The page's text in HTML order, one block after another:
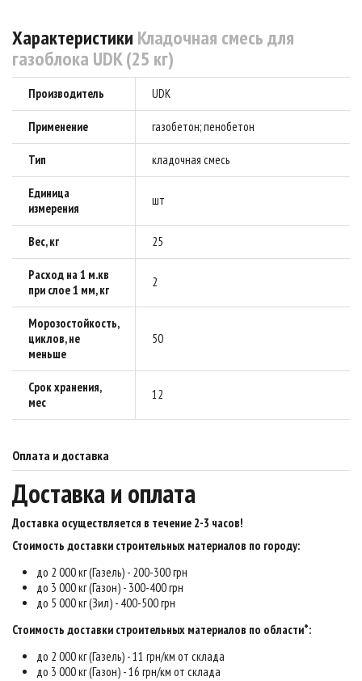
Характеристики Кладочная смесь для
газоблока UDK (25 кг)
Производитель UDK
Применение газобетон; пенобетон
Тип кладочная смесь
Единица
измерения
шт
Вес, кг 25
Расход на 1 м.кв
при слое 1 мм, кг
2
Морозостойкость,
циклов, не
меньше
50
Срок хранения,
мес
12
Оплата и доставка
Доставка и оплата
Доставка осуществляется в течение 2-3 часов!
Стоимость доставки строительных материалов по городу:
до 2 000 кг (Газель) - 200-300 грн
до 3 000 кг (Газон) - 300-400 грн
до 5 000 кг (Зил) - 400-500 грн
Стоимость доставки строительных материалов по области*:
до 2 000 кг (Газель) - 11 грн/км от склада
до 3 000 кг (Газон) - 16 грн/км от склада